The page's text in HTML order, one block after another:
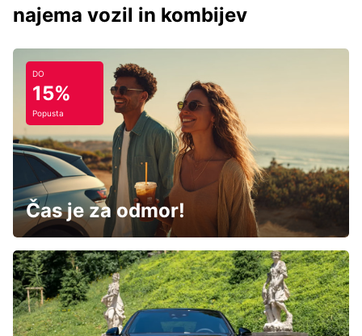
najema vozil in kombijev
DO
15%
Popusta
Čas je za odmor!